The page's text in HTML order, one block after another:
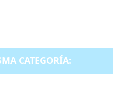
CATEGORÍA: